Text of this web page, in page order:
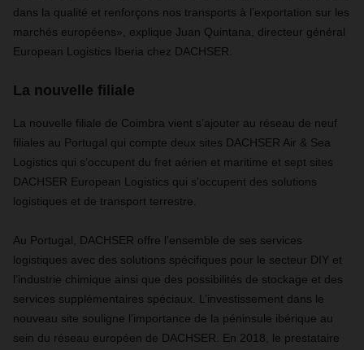
dans la qualité et renforçons nos transports à l’exportation sur les
marchés européens», explique Juan Quintana, directeur général
European Logistics Iberia chez DACHSER.
La nouvelle filiale
La nouvelle filiale de Coimbra vient s’ajouter au réseau de neuf
filiales au Portugal qui compte deux sites DACHSER Air & Sea
Logistics qui s’occupent du fret aérien et maritime et sept sites
DACHSER European Logistics qui s'occupent des solutions
logistiques et de transport terrestre.
Au Portugal, DACHSER offre l’ensemble de ses services
logistiques avec des solutions spécifiques pour le secteur DIY et
l’industrie chimique ainsi que des possibilités de stockage et des
services supplémentaires spéciaux. L’investissement dans le
nouveau site souligne l’importance de la péninsule ibérique au
sein du réseau européen de DACHSER. En 2018, le prestataire